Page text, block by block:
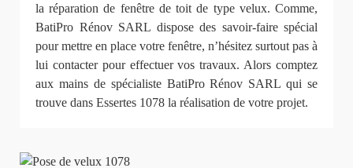
la réparation de fenêtre de toit de type velux. Comme,
BatiPro Rénov SARL dispose des savoir-faire spécial
pour mettre en place votre fenêtre, n’hésitez surtout pas à
lui contacter pour effectuer vos travaux. Alors comptez
aux mains de spécialiste BatiPro Rénov SARL qui se
trouve dans Essertes 1078 la réalisation de votre projet.